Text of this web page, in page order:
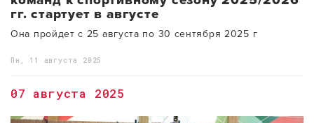
гг. стартует в августе
Она пройдет с 25 августа по 30 сентября 2025 г
Пн, 11 августа 2025
07 августа 2025